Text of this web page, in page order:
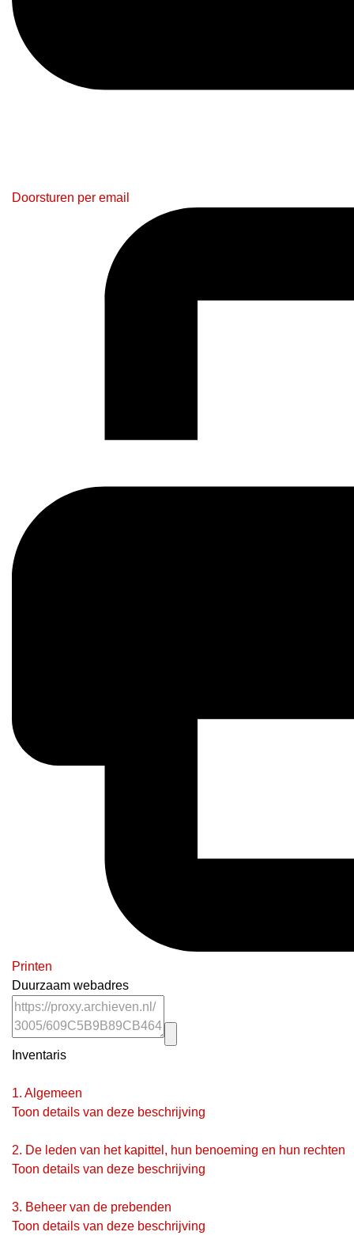
Doorsturen per email
Printen
Duurzaam webadres
Inventaris
1. Algemeen
Toon details van deze beschrijving
2. De leden van het kapittel, hun benoeming en hun rechten
Toon details van deze beschrijving
3. Beheer van de prebenden
Toon details van deze beschrijving